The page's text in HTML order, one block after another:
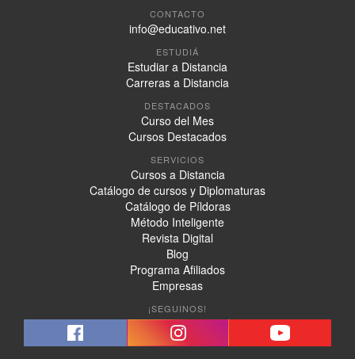
CONTACTO
info@educativo.net
ESTUDIÁ
Estudiar a Distancia
Carreras a Distancia
DESTACADOS
Curso del Mes
Cursos Destacados
SERVICIOS
Cursos a Distancia
Catálogo de cursos y Diplomaturas
Catálogo de Píldoras
Método Inteligente
Revista Digital
Blog
Programa Afiliados
Empresas
¡SEGUINOS!